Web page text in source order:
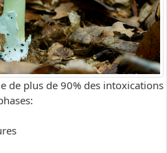
de plus de 90% des intoxications